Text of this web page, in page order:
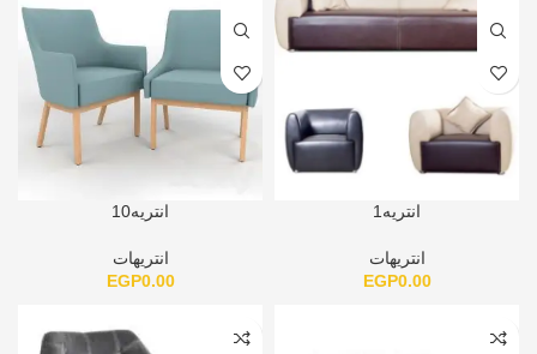
انتريه1
انتريهات
EGP0.00
انتريه10
انتريهات
EGP0.00